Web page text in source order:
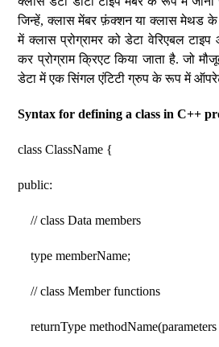
जिन्हें, क्लास मेंबर फ़ंक्शन या क्लास मेथड के
में क्लास प्रोग्रामर को डेटा वेरिएबल
कर प्रोग्राम क्रिएट किया जाता है. जो
डेटा में एक सिंगल एंटिटी ग्रुप के रूप में
Syntax for defining a class in C++
class ClassName {
public:
// class Data members
type memberName;
// class Member functions
returnType methodName(parameters